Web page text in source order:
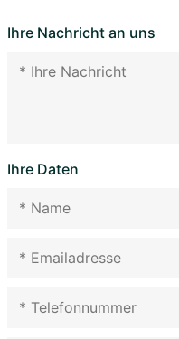
Ihre Nachricht an uns
Ihre Daten